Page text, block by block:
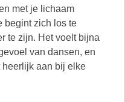
met je lichaam
begint zich los te
te zijn. Het voelt bijna
van dansen, en
heerlijk aan bij elke